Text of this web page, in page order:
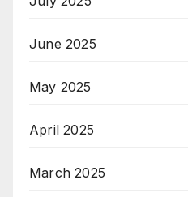
June 2025
May 2025
April 2025
March 2025